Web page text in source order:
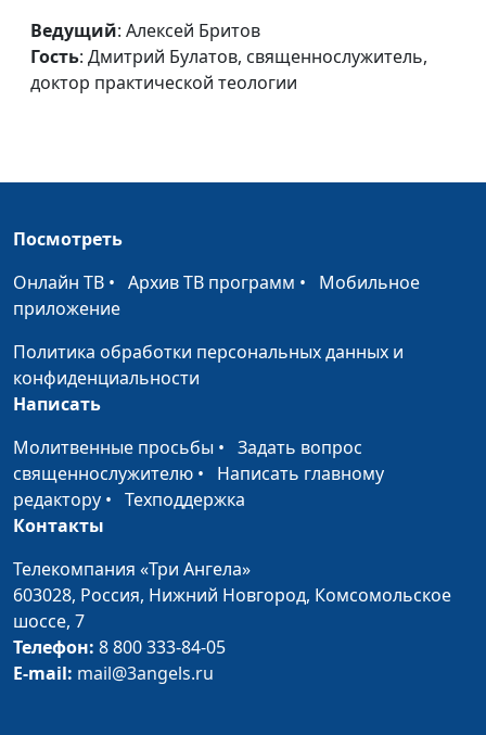
теологии
Конфликты в семье:
Алексей Бритов,
теологии
Право на развод
священнослужитель,
Что такое совесть?
доктор практической
теологии
Является ли аборт
Дисциплина в духовной
жизни
Ведущий: Алексей Бритов
Гость: Дмитрий Булатов, священнослужитель,
доктор практической теологии
Посмотреть
Онлайн ТВ • Архив ТВ программ • Мобильное
приложение
Политика обработки персональных данных и
конфиденциальности
Написать
Молитвенные просьбы • Задать вопрос
священнослужителю • Написать главному
редактору • Техподдержка
Контакты
Телекомпания «Три Ангела»
603028, Россия, Нижний Новгород, Комсомольское
шоссе, 7
Телефон: 8 800 333-84-05
E-mail: mail@3angels.ru